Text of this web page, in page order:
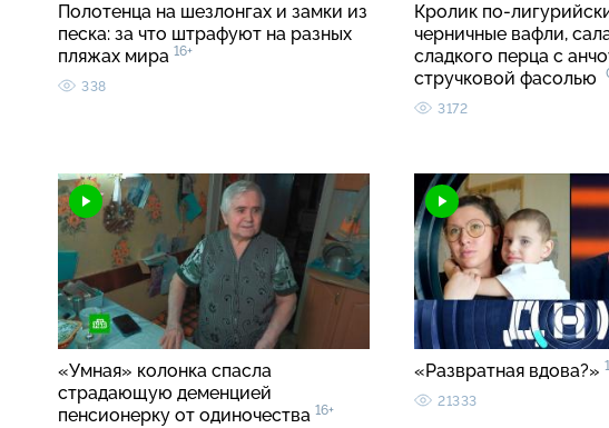
Полотенца на шезлонгах и замки из
песка: за что штрафуют на разных
пляжах мира 16+
338
Кролик по-
черничные вафли,
сладкого перца с
стручковой фасолью
3172
«Умная» колонка спасла
страдающую деменцией
пенсионерку от одиночества 16+
«Развратная вдова?»
21333